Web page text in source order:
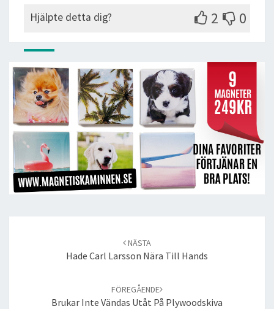
Hjälpte detta dig? 2 0
NÄSTA
Hade Carl Larsson Nära Till Hands
FÖREGÅENDE
Brukar Inte Vändas Utåt På Plywoodskiva